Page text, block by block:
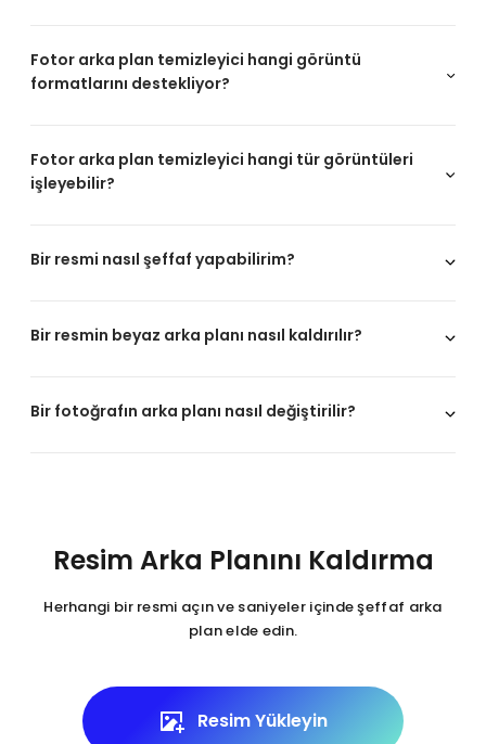
Fotor arka plan temizleyici hangi görüntü
formatlarını destekliyor?
Fotor arka plan temizleyici hangi tür görüntüleri
işleyebilir?
Bir resmi nasıl şeffaf yapabilirim?
Bir resmin beyaz arka planı nasıl kaldırılır?
Bir fotoğrafın arka planı nasıl değiştirilir?
Resim Arka Planını Kaldırma
Herhangi bir resmi açın ve saniyeler içinde şeffaf arka
plan elde edin.
Resim Yükleyin